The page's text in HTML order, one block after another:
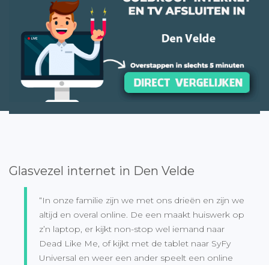
Glasvezel internet in Den Velde
“In onze familie zijn we met ons drieën en zijn we
altijd en overal online. De een maakt huiswerk op
z’n laptop, er kijkt non-stop wel iemand naar
Dead Like Me, of kijkt met de tablet naar SyFy
Universal en weer een ander speelt een online